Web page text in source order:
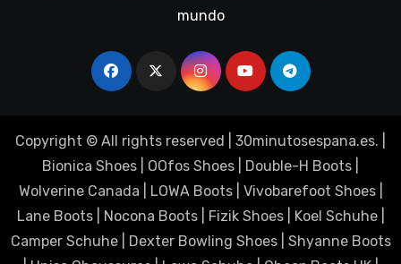
mundo
Copyright © All rights reserved 30minutosespana.es. |
Bionica Shoes
OOfos Shoes Double-H Boots
Wolverine Canada
LOWA Boots| Vivobarefoot Shoes|
Lane Boots| Nocona Boots| Fizik Shoes| Koel Schuhe|
Camper Schuhe| Dexter Bowling Shoes| Shyanne Boots